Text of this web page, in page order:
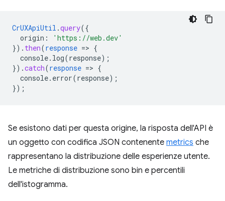
CrUXApiUtil .query({
origin :
'https://web.dev'
}) . then(response => {
console.log(response) ;
}) .catch(response => {
console.error(response) ;
});
Se esistono dati per questa origine, la risposta dell'API è
un oggetto con codifica JSON contenente metrics che
rappresentano la distribuzione delle esperienze utente.
Le metriche di distribuzione sono bin e percentili
dell'istogramma.